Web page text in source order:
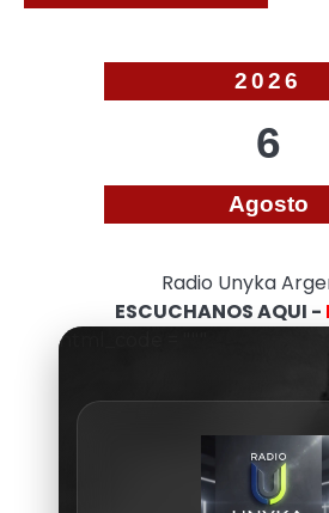
2026
6
Agosto
Radio Unyka
ESCUCHANOS AQUI -